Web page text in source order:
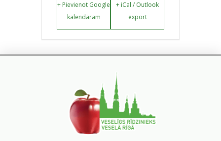
+ Pievienot Google
kalendāram
+ iCal / Outlook
export